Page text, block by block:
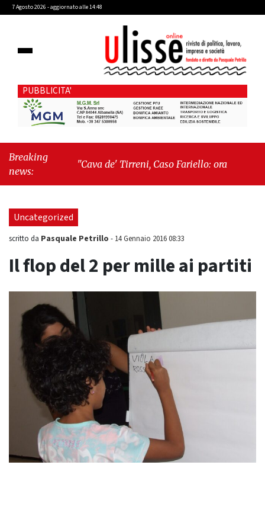
7 Agosto 2026 - aggiornato alle 14:48
PUBBLICITA'
Breaking
news:
"Cava de' Tirreni, Caso Fariello: ora torniamo ai
Uncategorized
scritto da Pasquale Petrillo - 14 Gennaio 2016 08:33
Il flop del 2 per mille ai partiti